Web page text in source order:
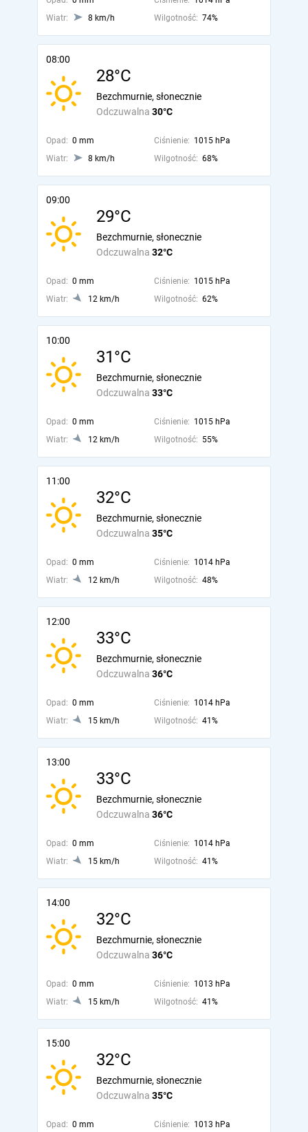
Wiatr:
8 km/h Wilgotność: 74%
08:00
28°C
Odczuwalna 30°C
Bezchmurnie, słonecznie
Opad: 0 mm Ciśnienie: 1015 hPa
Wiatr:
8 km/h Wilgotność: 68%
09:00
29°C
Odczuwalna 32°C
Bezchmurnie, słonecznie
Opad: 0 mm Ciśnienie: 1015 hPa
Wiatr:
12 km/h Wilgotność: 62%
10:00
31°C
Odczuwalna 33°C
Bezchmurnie, słonecznie
Opad: 0 mm Ciśnienie: 1015 hPa
Wiatr:
12 km/h Wilgotność: 55%
11:00
32°C
Odczuwalna 35°C
Bezchmurnie, słonecznie
Opad: 0 mm Ciśnienie: 1014 hPa
Wiatr:
12 km/h Wilgotność: 48%
12:00
33°C
Odczuwalna 36°C
Bezchmurnie, słonecznie
Opad: 0 mm Ciśnienie: 1014 hPa
Wiatr:
15 km/h Wilgotność: 41%
13:00
33°C
Odczuwalna 36°C
Bezchmurnie, słonecznie
Opad: 0 mm Ciśnienie: 1014 hPa
Wiatr:
15 km/h Wilgotność: 41%
14:00
32°C
Odczuwalna 36°C
Bezchmurnie, słonecznie
Opad: 0 mm Ciśnienie: 1013 hPa
Wiatr:
15 km/h Wilgotność: 41%
15:00
32°C
Odczuwalna 35°C
Bezchmurnie, słonecznie
Opad: 0 mm Ciśnienie: 1013 hPa